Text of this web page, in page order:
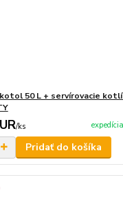
50 L + servírovacie
/ks
Pridať do košíka